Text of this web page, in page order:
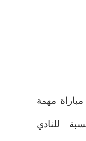
مباراة مهمة
للنادي